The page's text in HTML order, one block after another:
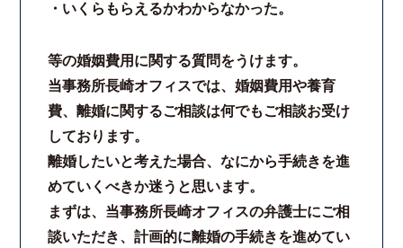
・いくらもらえるかわからなかった。
等の婚姻費用に関する質問をうけます。
当事務所長崎オフィスでは、婚姻費用や養育
費、離婚に関するご相談は何でもご相談お受け
しております。
離婚したいと考えた場合、なにから手続きを進
めていくべきか迷うと思います。
まずは、当事務所長崎オフィスの弁護士にご相
談いただき、計画的に離婚の手続きを進めてい